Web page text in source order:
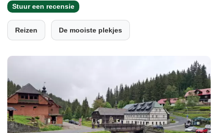
Stuur een recensie
Reizen De mooiste plekjes